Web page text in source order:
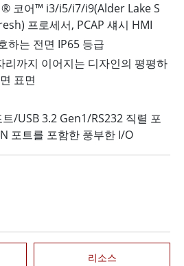
코어™ i3/i5/i7/i9(Alder Lake S
프로세서, PCAP 섀시 HMI
하는 전면 IP65 등급
리까지 이어지는 디자인의 평평하
표면
/USB 3.2 Gen1/RS232 직렬 포
포트를 포함한 풍부한 I/O
리소스